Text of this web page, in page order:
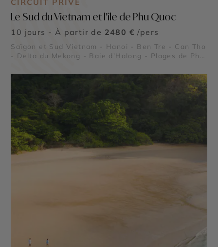
CIRCUIT PRIVÉ
Le Sud du Vietnam et l'île de Phu Quoc
10 jours - À partir de 2480 € /pers
Saïgon et Sud Vietnam - Hanoi - Ben Tre - Can Tho
- Delta du Mekong - Baie d'Halong - Plages de Phu